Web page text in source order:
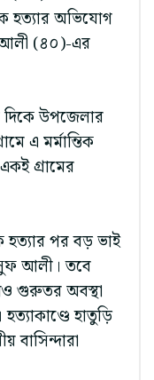
হত্যার অভিযোগ
আলী (৪০)-এর
দিকে উপজেলার
এ মর্মান্তিক
গ্রামের
হত্যার পর বড় ভাই
আলী। তবে
গুরুতর অবস্থা
হাতুড়ি
বাসিন্দারা